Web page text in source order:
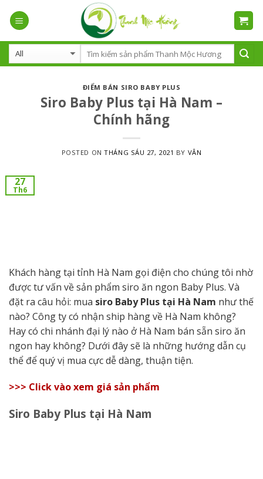
ĐIỂM BÁN SIRO BABY PLUS
Siro Baby Plus tại Hà Nam –
Chính hãng
POSTED ONTHÁNG SÁU 27, 2021 BY VÂN
27
Th6
Khách hàng tại tỉnh Hà Nam gọi điện cho chúng tôi nhờ
được tư vấn về sản phẩm siro ăn ngon Baby Plus. Và
đặt ra câu hỏi: mua siro Baby Plus tại Hà Nam như thế
nào? Công ty có nhận ship hàng về Hà Nam không?
Hay có chi nhánh đại lý nào ở Hà Nam bán sẵn siro ăn
ngon hay không? Dưới đây sẽ là những hướng dẫn cụ
thể để quý vị mua cực dễ dàng, thuận tiện.
>>> Click vào xem giá sản phẩm
Siro Baby Plus tại Hà Nam